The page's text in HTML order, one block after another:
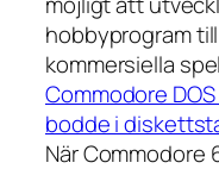
hobbyprogram
kommersiella
Commodore
bodde i
När Commodore